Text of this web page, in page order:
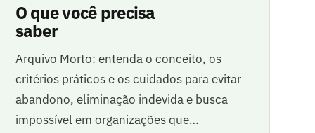
O que você precisa
saber
Arquivo Morto: entenda o conceito, os
critérios práticos e os cuidados para evitar
abandono, eliminação indevida e busca
impossível em organizações que…